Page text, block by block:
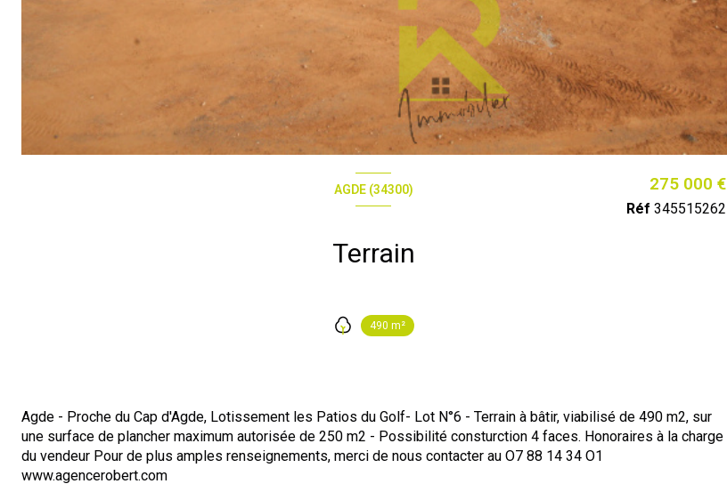
AGDE (34300)
Terrain
490 m²
275 000 €
Réf 345515262
Agde - Proche du Cap d'Agde, Lotissement les Patios du Golf- Lot N°6 - Terrain à bâtir, viabilisé de 490 m2, sur
une surface de plancher maximum autorisée de 250 m2 - Possibilité consturction 4 faces. Honoraires à la charge
du vendeur Pour de plus amples renseignements, merci de nous contacter au O7 88 14 34 O1
www.agencerobert.com